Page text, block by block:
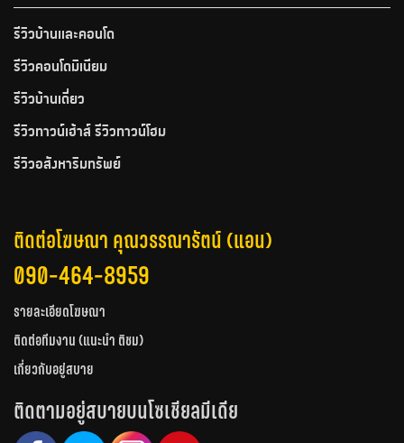
รีวิวบ้านและคอนโด
รีวิวคอนโดมิเนียม
รีวิวบ้านเดี่ยว
รีวิวทาวน์เฮ้าส์ รีวิวทาวน์โฮม
รีวิวอสังหาริมทรัพย์
ติดต่อโฆษณา คุณวรรณารัตน์ (แอน)
090-464-8959
รายละเอียดโฆษณา
ติดต่อทีมงาน (แนะนำ ติชม)
เกี่ยวกับอยู่สบาย
ติดตามอยู่สบายบนโซเชียลมีเดีย